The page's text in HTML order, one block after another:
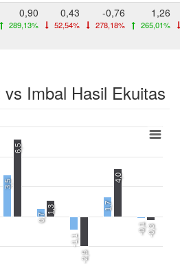
0,90
289,13%
0,43
52,54%
-0,76
278,18%
1,26
265,01%
Imbal Hasil Ekuitas
3,5
0,7
-1,1
1,7
-0,1
6,5
1,3
-2,5
4,0
-0,3